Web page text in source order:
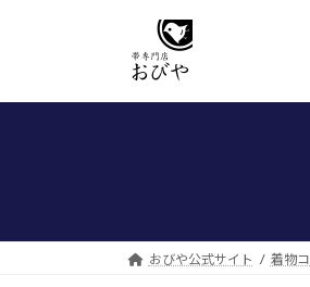
プ
動
おびや公式サイト 着物